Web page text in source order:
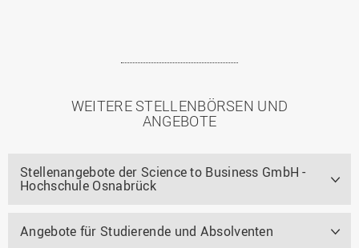
WEITERE STELLENBÖRSEN UND
ANGEBOTE
Stellenangebote der Science to Business GmbH -
Hochschule Osnabrück
Angebote für Studierende und Absolventen